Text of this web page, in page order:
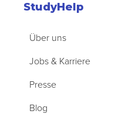
StudyHelp
Über uns
Jobs & Karriere
Presse
Blog